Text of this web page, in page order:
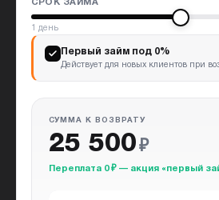
СРОК ЗАЙМА
1 день
Первый займ под 0%
Действует для новых клиентов при
СУММА К ВОЗВРАТУ
25 500 ₽
Переплата 0 ₽ — акция «первый